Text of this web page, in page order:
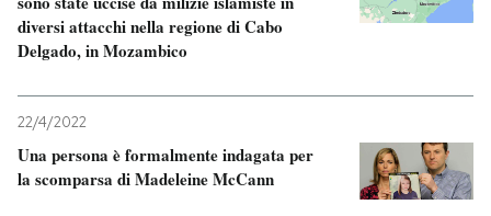
diversi attacchi nella regione di Cabo
Delgado, in Mozambico
22/4/2022
Una persona è formalmente indagata per
la scomparsa di Madeleine McCann